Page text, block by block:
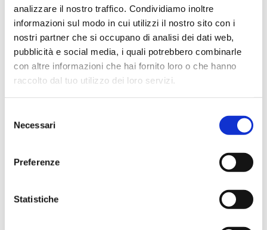
analizzare il nostro traffico. Condividiamo inoltre
informazioni sul modo in cui utilizzi il nostro sito con i
nostri partner che si occupano di analisi dei dati web,
pubblicità e social media, i quali potrebbero combinarle
con altre informazioni che hai fornito loro o che hanno
raccolto dal tuo utilizzo dei loro servizi.
delNecessari
Preferenze
Statistiche
Helix Stadium Floor Processore...
Il Helix Stadium Floor è il nuovo punto di
riferimento tra i processori multieffetto
professionali per chitarra e basso. Dal desi...